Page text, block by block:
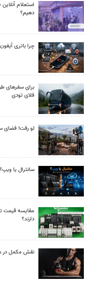
استعلام
دهیم؟
چرا باتری آیفون زود
برای سفرهای
فلای تودی
لو رفت! فضای
سانترال یا
مقایسه قیمت
دارند؟
نقش مکمل در